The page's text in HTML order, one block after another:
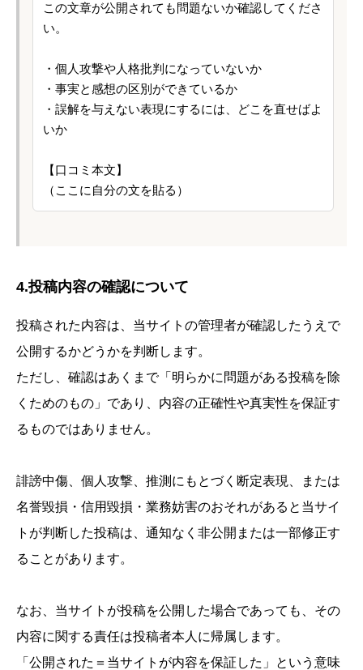
この文章が公開されても問題ないか確認してくださ
い。
・個人攻撃や人格批判になっていないか
・事実と感想の区別ができているか
・誤解を与えない表現にするには、どこを直せばよ
いか
【口コミ本文】
4.投稿内容の確認について
投稿された内容は、当サイトの管理者が確認したうえで
公開するかどうかを判断します。
ただし、確認はあくまで「明らかに問題がある投稿を除
くためのもの」であり、内容の正確性や真実性を保証す
るものではありません。
誹謗中傷、個人攻撃、推測にもとづく断定表現、または
名誉毀損・信用毀損・業務妨害のおそれがあると当サイ
トが判断した投稿は、通知なく非公開または一部修正す
ることがあります。
なお、当サイトが投稿を公開した場合であっても、その
内容に関する責任は投稿者本人に帰属します。
「公開された＝当サイトが内容を保証した」という意味